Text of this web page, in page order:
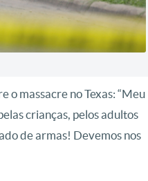
o massacre no Texas: “Meu
crianças, pelos adultos
de armas! Devemos nos